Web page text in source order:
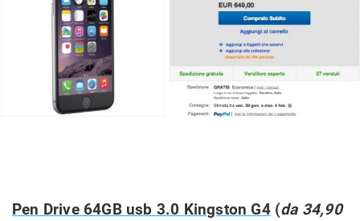
Pen Drive 64GB usb 3.0 Kingston G4(da 34,90